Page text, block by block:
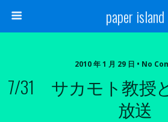
paper island
2010 年 1 月 29 日 • No
7/31 サカモト教授
放送